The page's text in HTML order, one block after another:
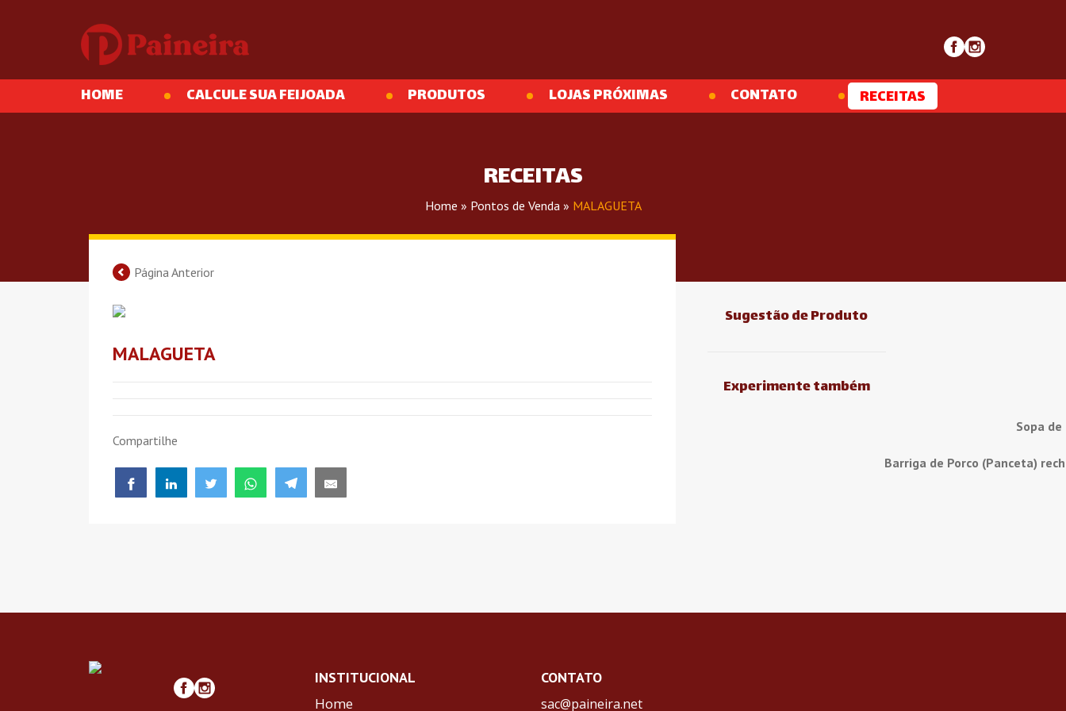
HOME CALCULE SUA FEIJOADA PRODUTOS LOJAS PRÓXIMAS CONTATO RECEITAS
RECEITAS
Home » Pontos de Venda » MALAGUETA
Página Anterior
MALAGUETA
Compartilhe
Sugestão de Produto
Experimente também
Sopa
Barriga de Porco (Panceta)
INSTITUCIONAL
Home
CONTATO
sac@paineira.net